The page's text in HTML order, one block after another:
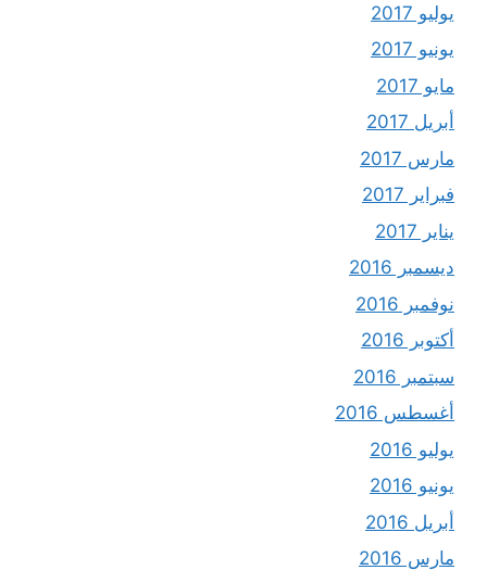
يوليو 2017
يونيو 2017
مايو 2017
أبريل 2017
مارس 2017
فبراير 2017
يناير 2017
ديسمبر 2016
نوفمبر 2016
أكتوبر 2016
سبتمبر 2016
أغسطس 2016
يوليو 2016
يونيو 2016
أبريل 2016
مارس 2016